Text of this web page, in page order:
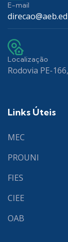
E-mail
Localização
Rodovia PE-
Links Úteis
MEC
PROUNI
FIES
CIEE
OAB